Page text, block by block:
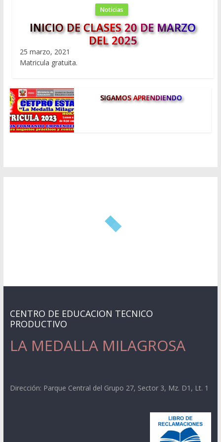
Noticias
INICIO DE CLASES 20 DE MARZO
DEL 2025
25 marzo, 2021
Matricula gratuita.
SIGAMOS APRENDIENDO
CENTRO DE EDUCACION TECNICO
PRODUCTIVO
LA MEDALLA MILAGROSA
Dirección: Parque Central del Grupo 27, Sector 3, Mz. D1, Lt. 1